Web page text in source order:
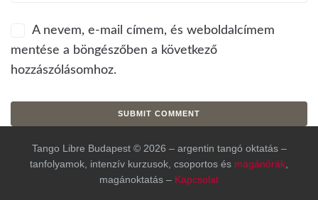
A nevem, e-mail címem, és weboldalcímem
mentése a böngészőben a következő
hozzászólásomhoz.
Tango Libre Budapest © 2026 – argentin tangó oktatás –
tanfolyamok, intenzív kurzusok, csoportos és magánórák
magánoktatás – Kapcsolat